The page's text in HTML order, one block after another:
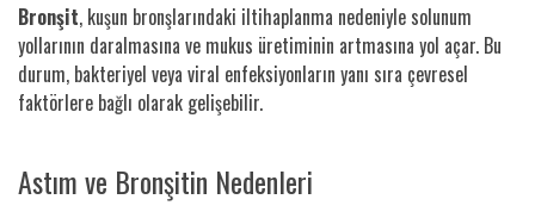
Bronşit, kuşun bronşlarındaki iltihaplanma nedeniyle solunum
yollarının daralmasına ve mukus üretiminin artmasına yol açar. Bu
durum, bakteriyel veya viral enfeksiyonların yanı sıra çevresel
faktörlere bağlı olarak gelişebilir.
Astım ve Bronşitin Nedenleri